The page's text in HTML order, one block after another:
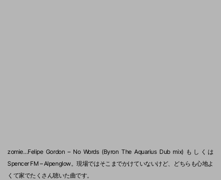
zomie…Felipe Gordon – No Words (Byron The Aquarius Dub mix) もしくは
Spencer FM – Alpenglow。現場ではそこまでかけていないけど、どちらも心地よ
くて家でたくさん聴いた曲です。